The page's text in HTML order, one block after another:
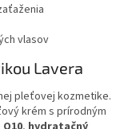
vlasov
Lavera
pleťovej kozmetike.
krém s prírodným